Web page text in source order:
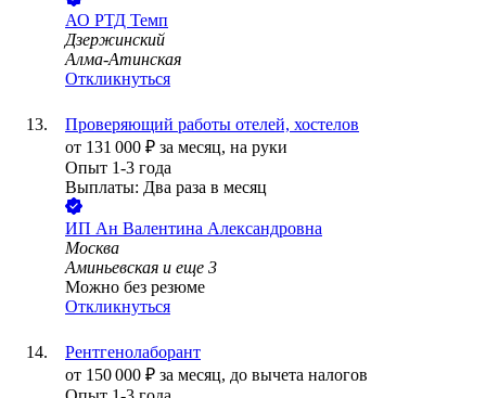
АО РТД Темп
Дзержинский
Алма-Атинская
Откликнуться
Проверяющий работы отелей, хостелов
от 131 000 ₽ за месяц, на руки
Опыт 1-3 года
Выплаты: Два раза в месяц
ИП Ан Валентина Александровна
Москва
Аминьевская и еще 3
Можно без резюме
Откликнуться
Рентгенолаборант
от 150 000 ₽ за месяц, до вычета налогов